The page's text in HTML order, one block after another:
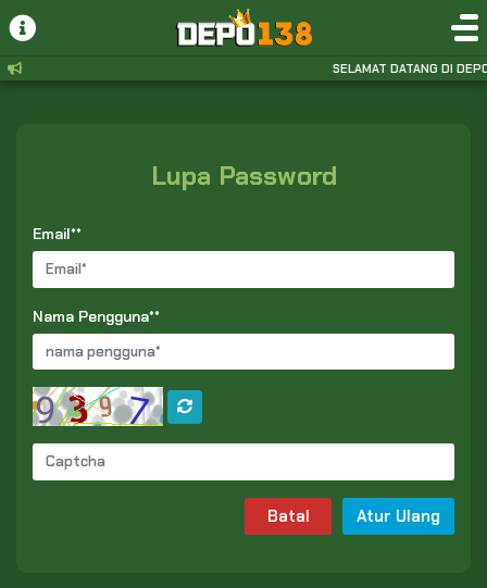
SELAMAT DATANG DI
Lupa Password
Email**
Nama Pengguna**
Batal Atur Ulang